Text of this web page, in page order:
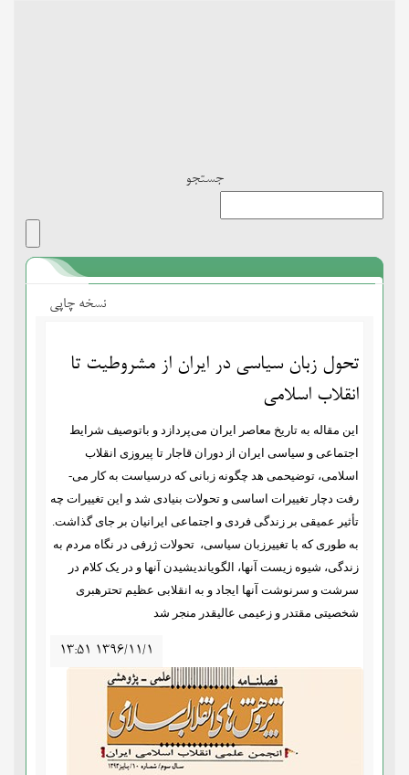
جستجو
نسخه چاپی
تحول زبان سیاسی در ایران از مشروطیت تا
انقلاب اسلامی
این مقاله به تاریخ معاصر ایران می­‌پردازد و باتوصیف شرایط
اجتماعی و سیاسی ایران از دوران قاجار تا پیروزی انقلاب
اسلامی، توضیحمی‌­ هد چگونه زبانی که درسیاست به کار می‌­
رفت دچار تغییرات اساسی و تحولات بنیادی شد و این تغییرات چه
تأثیر عمیقی بر زندگی فردی و اجتماعی ایرانیان بر جای گذاشت.
به طوری که با تغییرزبان سیاسی، تحولات ژرفی در نگاه مردم به
زندگی، شیوه زیست آنها، الگویاندیشیدن آنها و در یک کلام در
سرشت و سرنوشت آنها ایجاد و به انقلابی عظیم تحترهبری
شخصیتی مقتدر و زعیمی عالیقدر منجر شد
۱۳:۵۱ ۱۳۹۶/۱۱/۱